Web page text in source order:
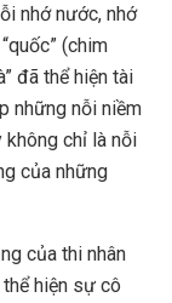
nhớ nước, nhớ
(chim
đã thể hiện tài
những nỗi niềm
không chỉ là nỗi
của những
của thi nhân
hiện sự cô